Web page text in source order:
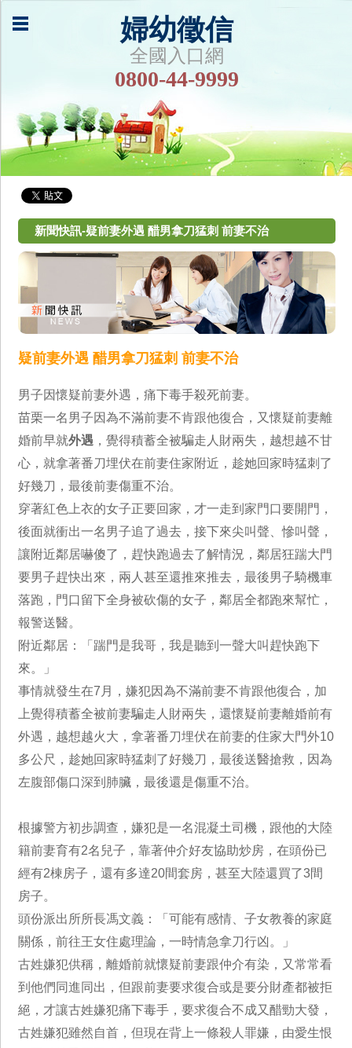
婦幼徵信
全國入口網
0800-44-9999
新聞快訊-疑前妻外遇 醋男拿刀猛刺 前妻不治
疑前妻外遇 醋男拿刀猛刺 前妻不治
男子因懷疑前妻外遇，痛下毒手殺死前妻。
苗栗一名男子因為不滿前妻不肯跟他復合，又懷疑前妻離
婚前早就外遇 ，覺得積蓄全被騙走人財兩失，越想越不甘
心，就拿著番刀埋伏在前妻住家附近，趁她回家時猛刺了
好幾刀，最後前妻傷重不治。
穿著紅色上衣的女子正要回家，才一走到家門口要開門，
後面就衝出一名男子追了過去，接下來尖叫聲、慘叫聲，
讓附近鄰居嚇傻了，趕快跑過去了解情況，鄰居狂踹大門
要男子趕快出來，兩人甚至還推來推去，最後男子騎機車
落跑，門口留下全身被砍傷的女子，鄰居全都跑來幫忙，
報警送醫。
附近鄰居：「踹門是我哥，我是聽到一聲大叫趕快跑下
來。」
事情就發生在7月，嫌犯因為不滿前妻不肯跟他復合，加
上覺得積蓄全被前妻騙走人財兩失，還懷疑前妻離婚前有
外遇，越想越火大，拿著番刀埋伏在前妻的住家大門外10
多公尺，趁她回家時猛刺了好幾刀，最後送醫搶救，因為
左腹部傷口深到肺臟，最後還是傷重不治。
根據警方初步調查，嫌犯是一名混凝土司機，跟他的大陸
籍前妻育有2名兒子，靠著仲介好友協助炒房，在頭份已
經有2棟房子，還有多達20間套房，甚至大陸還買了3間
房子。
頭份派出所所長馮文義：「可能有感情、子女教養的家庭
關係，前往王女住處理論，一時情急拿刀行凶。」
古姓嫌犯供稱，離婚前就懷疑前妻跟仲介有染，又常常看
到他們同進同出，但跟前妻要求復合或是要分財產都被拒
絕，才讓古姓嫌犯痛下毒手，要求復合不成又醋勁大發，
古姓嫌犯雖然自首，但現在背上一條殺人罪嫌，由愛生恨